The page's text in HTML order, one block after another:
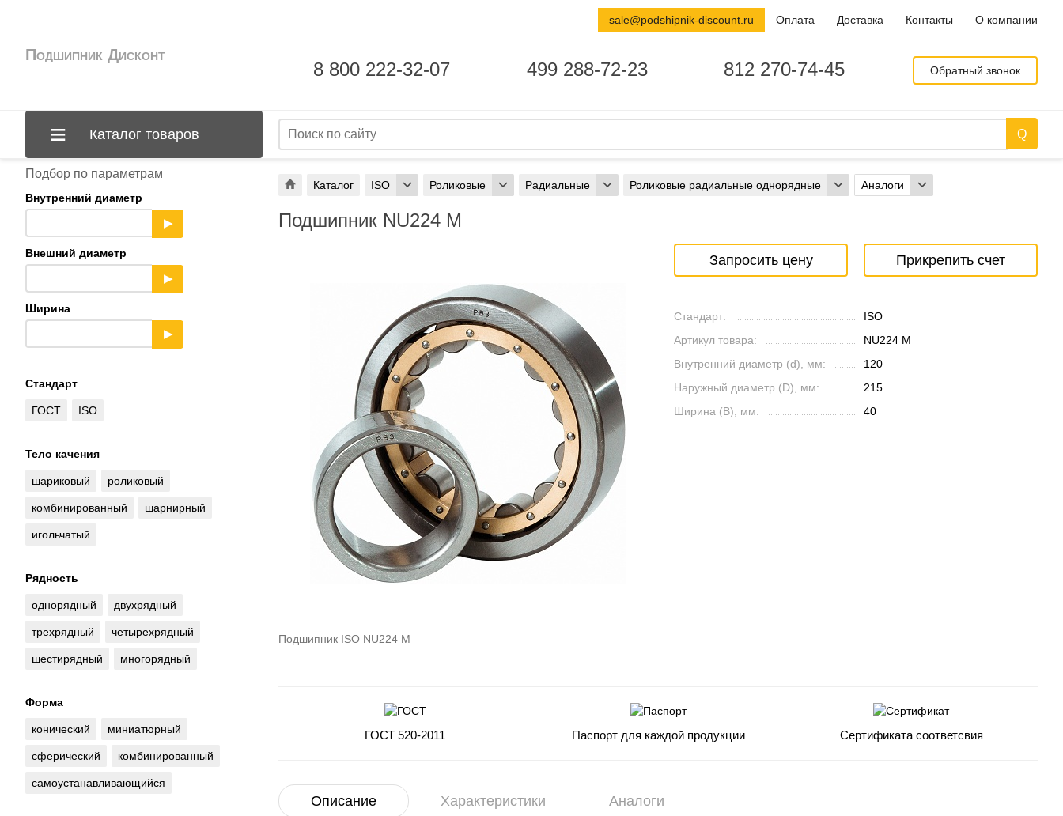
Каталог ISO Роликовые Радиальные Роликовые радиальные однорядные Аналоги
Подшипник NU224 M
Подшипник ISO NU224 M
Запросить цену Прикрепить счет
Стандарт:
ISO
Артикул товара:
NU224 M
Внутренний диаметр (d), мм:
120
Наружный диаметр (D), мм:
215
Ширина (B), мм:
40
ГОСТ 520-2011 Паспорт для каждой продукции Сертификата соответсвия
Описание Характеристики Аналоги
Подбор по параметрам
Внутренний диаметр
▶
Внешний диаметр
▶
Ширина
▶
Стандарт
ГОСТ ISO
Тело качения
шариковый роликовый
комбинированный шарнирный
игольчатый
Рядность
однорядный двухрядный
трехрядный четырехрядный
шестирядный многорядный
Форма
конический миниатюрный
сферический комбинированный
самоустанавливающийся
Подшипник Дисконт
8 800 222-32-07 499 288-72-23 812 270-74-45 Обратный звонок
sale@podshipnik-discount.ru Оплата Доставка Контакты О компании
Каталог товаров